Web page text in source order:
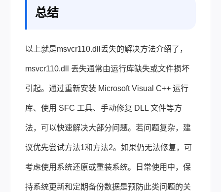
总结
以上就是msvcr110.dll丢失的解决方法介绍了，
msvcr110.dll 丢失通常由运行库缺失或文件损坏
引起。通过重新安装 Microsoft Visual C++ 运行
库、使用 SFC 工具、手动修复 DLL 文件等方
法，可以快速解决大部分问题。若问题复杂，建
议优先尝试方法1和方法2。如果仍无法修复，可
考虑使用系统还原或重装系统。日常使用中，保
持系统更新和定期备份数据是预防此类问题的关